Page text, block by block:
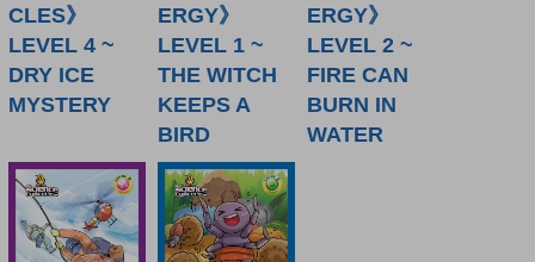
CLES》
LEVEL 4 ~
DRY ICE
MYSTERY
ERGY》
LEVEL 1 ~
THE WITCH
KEEPS A
BIRD
ERGY》
LEVEL 2 ~
FIRE CAN
BURN IN
WATER